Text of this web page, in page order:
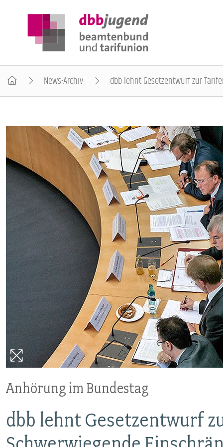
POSITIONEN
AUSBILDUNGSINFORMATIONEN
INTERNATIONALES
VERANSTALTUNGEN UND SEMINARE
MITGLIEDSCHAFT & SERVICE
News-Archiv dbb lehnt Gesetzentwurf zur
Anhörung im Bundestag
dbb lehnt Gesetzentwurf